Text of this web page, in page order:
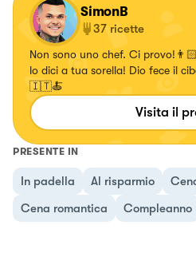
SimonB
37 ricette
Non sono uno chef. Ci
lo dici a tua sorella! Dio fece il
🇮🇹🍝
Visita il
PRESENTE IN
In padella Al risparmio
Cena romantica
Compleanno